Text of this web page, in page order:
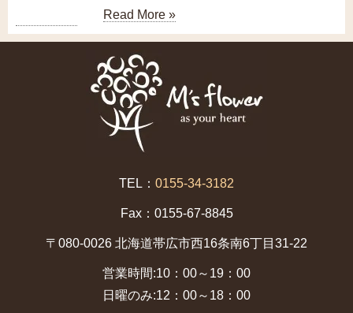
Read More »
TEL： 0155-34-3182
Fax：0155-67-8845
〒080-0026 北海道帯広市西16条南6丁目31-22
営業時間:10：00～19：00
日曜のみ:12：00～18：00